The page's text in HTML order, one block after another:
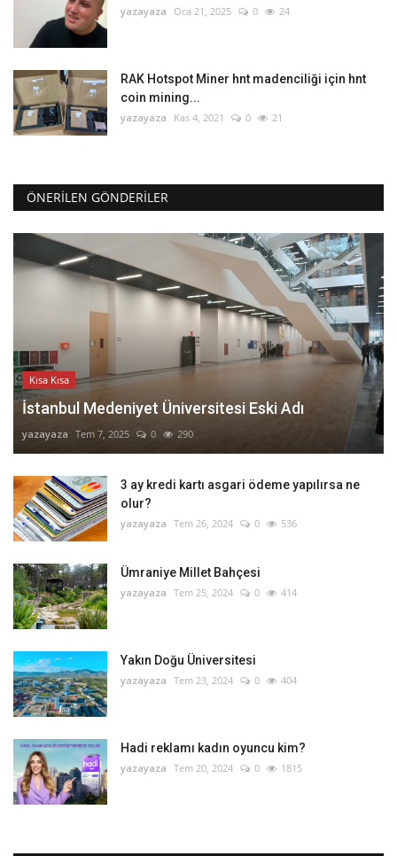
yazayaza Oca 21, 2025 0 24
RAK Hotspot Miner hnt madenciliği için hnt
coin mining...
yazayaza Kas 4, 2021 0 21
ÖNERILEN GÖNDERILER
Kısa Kısa
İstanbul Medeniyet Üniversitesi Eski Adı
yazayaza Tem 7, 2025 0 290
3 ay kredi kartı asgari ödeme yapılırsa ne
olur?
yazayaza Tem 26, 2024 0 536
Ümraniye Millet Bahçesi
yazayaza Tem 25, 2024 0 414
Yakın Doğu Üniversitesi
yazayaza Tem 23, 2024 0 404
Hadi reklamı kadın oyuncu kim?
yazayaza Tem 20, 2024 0 1815